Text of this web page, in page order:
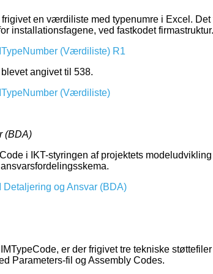
en værdiliste med typenumre i Excel.
installationsfagene, ved fastkodet firmastruktur.
(Værdiliste) R1
angivet til 538.
(Værdiliste)
(BDA)
i IKT-styringen af projektets
Detaljering og Ansvar (BDA)
er der frigivet tre tekniske
Parameters-fil og Assembly Codes.